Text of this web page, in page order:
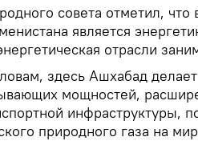
совета отметил,
является
отрасли
здесь Ашхабад
мощностей,
инфраструктуры,
природного газа на